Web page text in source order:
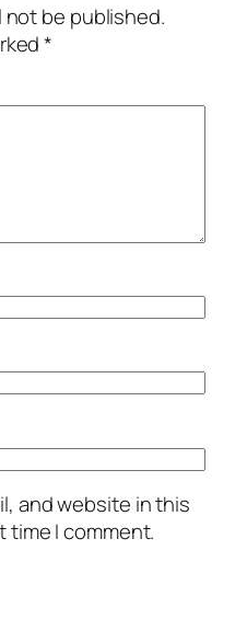
not be published.
*
and website in this
I comment.